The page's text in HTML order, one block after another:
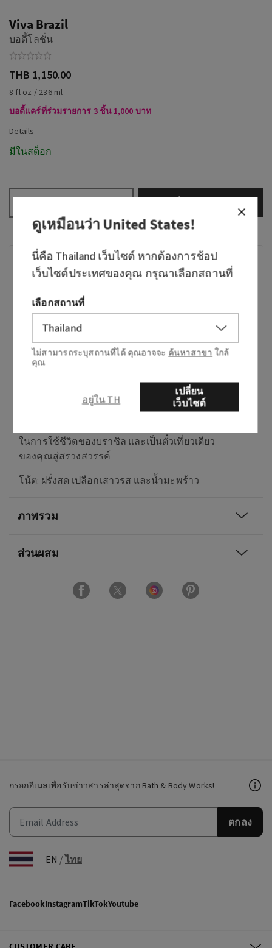
Viva Brazil
บอดี้โลชั่น
THB 1,150.00
8 fl oz / 236 ml
บอดี้แคร์ที่ร่วมรายการ 3 ชิ้น 1,000 บาท
มีในสต็อก
กลิ่น
เราเดินทางไปยังถนนที่คึกคักของริโอเดจาเนโร
และดื่มด่ำไปกับภาพ เสียง และกลิ่นหอมของ
บราซิล ด้วยความเชี่ยวชาญจากนักออกแบบและ
นักปรุงน้ำหอมชาวบราซิล เราได้นำความงดงาม
ของการเดินทางครั้งนั้นมาสู่คุณ—นี่คือ Viva
เพียงแค่ได้กลิ่น คุณก็จะหลงใหลไปกับถนนปูหินที่
อบอวลไปด้วยกลิ่นผลไม้เมืองร้อน หอมหวาน ผล
ในการใช้ชีวิตของบราซิล และเป็นตั๋วเที่ยวเดียว
ของคุณสู่สรวงสวรรค์
โน้ต: ฝรั่งสด เปลือกเสาวรส และน้ำมะพร้าว
ภาพรวม
ส่วนผสม
กรอกอีเมลเพื่อรับข่าวสารล่าสุดจาก Bath & Body Works!
ตกลง
EN /ไทย
FacebookInstagramTikTokYoutube
ดูเหมือนว่าUnited States!
นี่คือ Thailand เว็บไซต์ หากต้องการช้อป
เว็บไซต์ประเทศของคุณ กรุณาเลือกสถานที่
เลือกสถานที่
ไม่สามารถระบุสถานที่ได้ คุณอาจจะ ค้นหาสาขา ใกล้
คุณ
อยู่ใน TH
เปลี่ยน
เว็บไซต์